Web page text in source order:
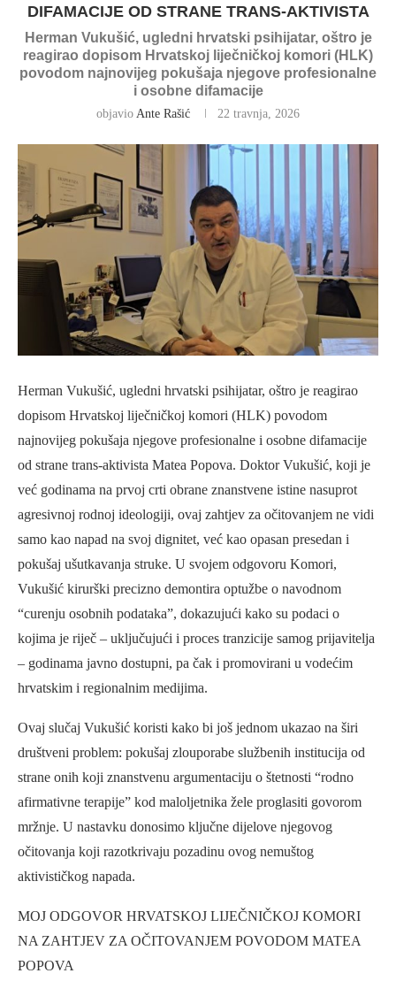
DIFAMACIJE OD STRANE TRANS-AKTIVISTA
Herman Vukušić, ugledni hrvatski psihijatar, oštro je
reagirao dopisom Hrvatskoj liječničkoj komori (HLK)
povodom najnovijeg pokušaja njegove profesionalne
i osobne difamacije
objavio Ante Rašić 22 travnja, 2026
Herman Vukušić, ugledni hrvatski psihijatar, oštro je reagirao
dopisom Hrvatskoj liječničkoj komori (HLK) povodom
najnovijeg pokušaja njegove profesionalne i osobne difamacije
od strane trans-aktivista Matea Popova. Doktor Vukušić, koji je
već godinama na prvoj crti obrane znanstvene istine nasuprot
agresivnoj rodnoj ideologiji, ovaj zahtjev za očitovanjem ne vidi
samo kao napad na svoj dignitet, već kao opasan presedan i
pokušaj ušutkavanja struke. U svojem odgovoru Komori,
Vukušić kirurški precizno demontira optužbe o navodnom
“curenju osobnih podataka”, dokazujući kako su podaci o
kojima je riječ – uključujući i proces tranzicije samog prijavitelja
– godinama javno dostupni, pa čak i promovirani u vodećim
hrvatskim i regionalnim medijima.
Ovaj slučaj Vukušić koristi kako bi još jednom ukazao na širi
društveni problem: pokušaj zlouporabe službenih institucija od
strane onih koji znanstvenu argumentaciju o štetnosti “rodno
afirmativne terapije” kod maloljetnika žele proglasiti govorom
mržnje. U nastavku donosimo ključne dijelove njegovog
očitovanja koji razotkrivaju pozadinu ovog nemuštog
aktivističkog napada.
MOJ ODGOVOR HRVATSKOJ LIJEČNIČKOJ KOMORI
NA ZAHTJEV ZA OČITOVANJEM POVODOM MATEA
POPOVA